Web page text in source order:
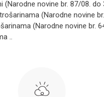
novine br. 87/08. do
(Narodne novine
(Narodne novine br.
..